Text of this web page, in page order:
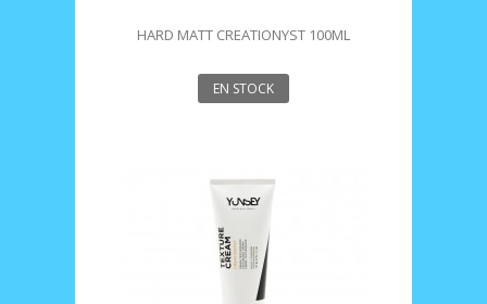
HARD MATT CREATIONYST 100ML
EN STOCK